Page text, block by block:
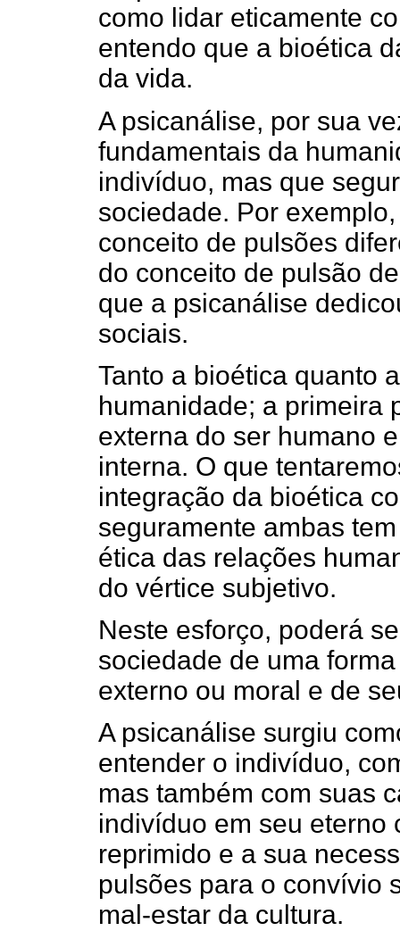
como lidar eticamente
entendo que a bioética
da vida.
A psicanálise, por sua
fundamentais da
indivíduo, mas que
sociedade. Por
conceito de pulsões
do conceito de pulsão
que a psicanálise
sociais.
Tanto a bioética quanto
humanidade; a primeira
externa do ser humano
interna. O que
integração da bioética
seguramente ambas
ética das relações
do vértice subjetivo.
Neste esforço, poderá
sociedade de uma
externo ou moral e de
A psicanálise surgiu
entender o indivíduo,
mas também com suas
indivíduo em seu eterno
reprimido e a sua
pulsões para o convívio
mal-estar da cultura.